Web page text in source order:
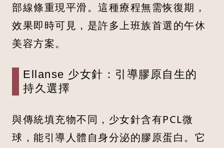
部線條重現平滑。這種療程無需恢復期，
效果即時可見，是許多上班族首選的午休
美容方案。
Ellanse 少女針：引導膠原自生的
持久選擇
與傳統填充物不同，少女針含有PCL微
球，能引導人體自身分泌的膠原蛋白。它